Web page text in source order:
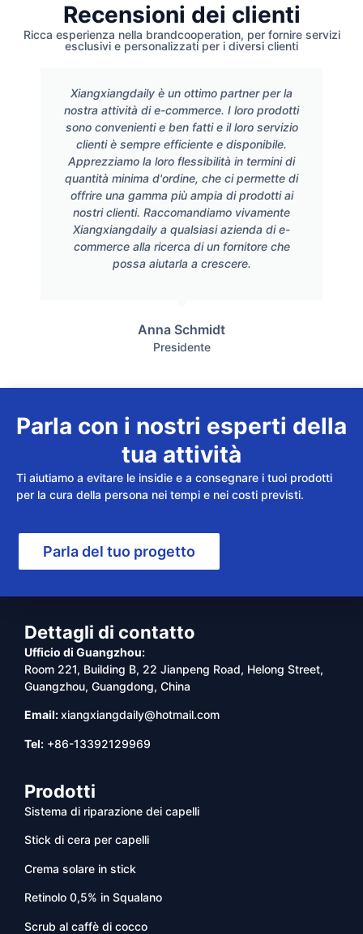
Recensioni dei clienti
Ricca esperienza nella brandcooperation, per fornire servizi
esclusivi e personalizzati per i diversi clienti
Xiangxiangdaily è un ottimo partner per la
nostra attività di e-commerce. I loro prodotti
sono convenienti e ben fatti e il loro servizio
clienti è sempre efficiente e disponibile.
Apprezziamo la loro flessibilità in termini di
quantità minima d'ordine, che ci permette di
offrire una gamma più ampia di prodotti ai
nostri clienti. Raccomandiamo vivamente
Xiangxiangdaily a qualsiasi azienda di e-
commerce alla ricerca di un fornitore che
possa aiutarla a crescere.
Anna Schmidt
Presidente
Parla con i nostri esperti della
tua attività
Ti aiutiamo a evitare le insidie e a consegnare i tuoi prodotti
per la cura della persona nei tempi e nei costi previsti.
Parla del tuo progetto
Dettagli di contatto
Ufficio di Guangzhou:
Room 221, Building B, 22 Jianpeng Road, Helong Street,
Guangzhou, Guangdong, China
Email:xiangxiangdaily@hotmail.com
Tel: +86-13392129969
Prodotti
Sistema di riparazione dei capelli
Stick di cera per capelli
Crema solare in stick
Retinolo 0,5% in Squalano
Scrub al caffè di cocco